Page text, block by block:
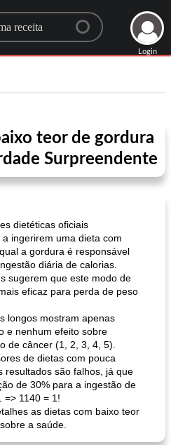
recipe
Login
teor de gordura
Surpreendente
dietéticas oficiais
ingerirem uma dieta com
a gordura é responsável
diária de calorias.
sugerem que este modo de
eficaz para perda de peso
longos mostram apenas
e nenhum efeito sobre
de câncer (1, 2, 3, 4, 5).
de dietas com pouca
resultados são falhos, já que
de 30% para a ingestão de
=> 1140 = 1!
as dietas com baixo teor
a saúde.